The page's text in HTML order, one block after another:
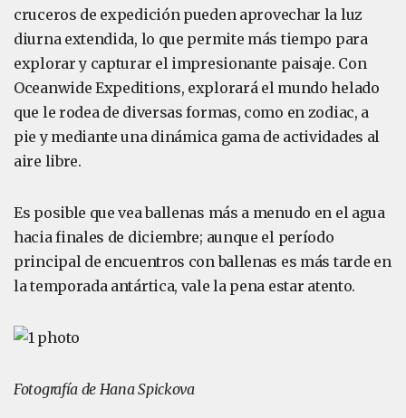
cruceros de expedición pueden aprovechar la luz
diurna extendida, lo que permite más tiempo para
explorar y capturar el impresionante paisaje. Con
Oceanwide Expeditions, explorará el mundo helado
que le rodea de diversas formas, como en zodiac, a
pie y mediante una dinámica gama de actividades al
aire libre.
Es posible que vea ballenas más a menudo en el agua
hacia finales de diciembre; aunque el período
principal de encuentros con ballenas es más tarde en
la temporada antártica, vale la pena estar atento.
Fotografía de Hana Spickova